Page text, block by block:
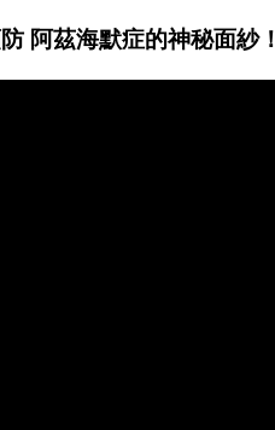
阿茲海默症的神秘面紗！